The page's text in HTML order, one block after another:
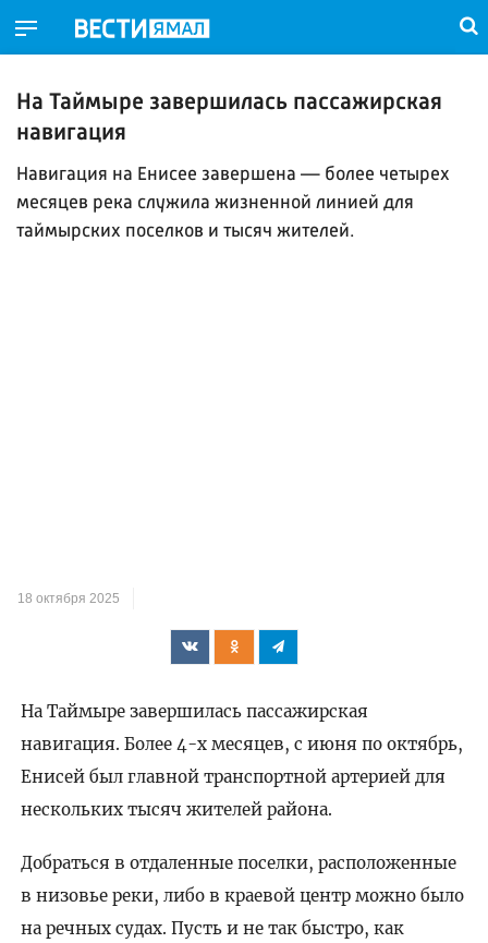
На Таймыре завершилась пассажирская
навигация
Навигация на Енисее завершена — более четырех
месяцев река служила жизненной линией для
таймырских поселков и тысяч жителей.
18 октября 2025
На Таймыре завершилась пассажирская
навигация. Более 4-х месяцев, с июня по октябрь,
Енисей был главной транспортной артерией для
нескольких тысяч жителей района.
Добраться в отдаленные поселки, расположенные
в низовье реки, либо в краевой центр можно было
на речных судах. Пусть и не так быстро, как